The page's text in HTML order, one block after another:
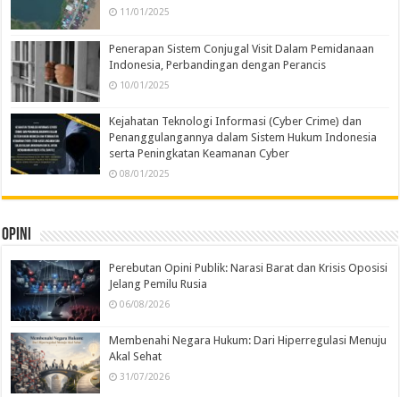
11/01/2025
Penerapan Sistem Conjugal Visit Dalam Pemidanaan
Indonesia, Perbandingan dengan Perancis
10/01/2025
Kejahatan Teknologi Informasi (Cyber Crime) dan
Penanggulangannya dalam Sistem Hukum Indonesia
serta Peningkatan Keamanan Cyber
08/01/2025
Opini
Perebutan Opini Publik: Narasi Barat dan Krisis Oposisi
Jelang Pemilu Rusia
06/08/2026
Membenahi Negara Hukum: Dari Hiperregulasi Menuju
Akal Sehat
31/07/2026